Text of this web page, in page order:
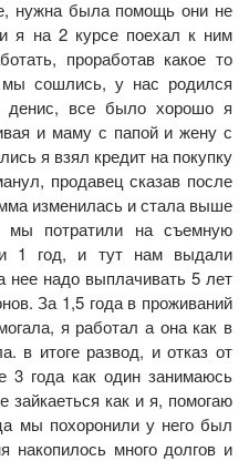
нужна была помощь они не
я на 2 курсе поехал к ним
проработав какое то
сошлись, у нас родился
все было хорошо я
и маму с папой и жену с
я взял кредит на покупку
продавец сказав после
изменилась и стала выше
мы потратили на съемную
1 год, и тут нам выдали
нее надо выплачивать 5 лет
За 1,5 года в проживаний
я работал а она как в
в итоге развод, и отказ от
года как один занимаюсь
как и я, помогаю
мы похоронили у него был
накопилось много долгов и